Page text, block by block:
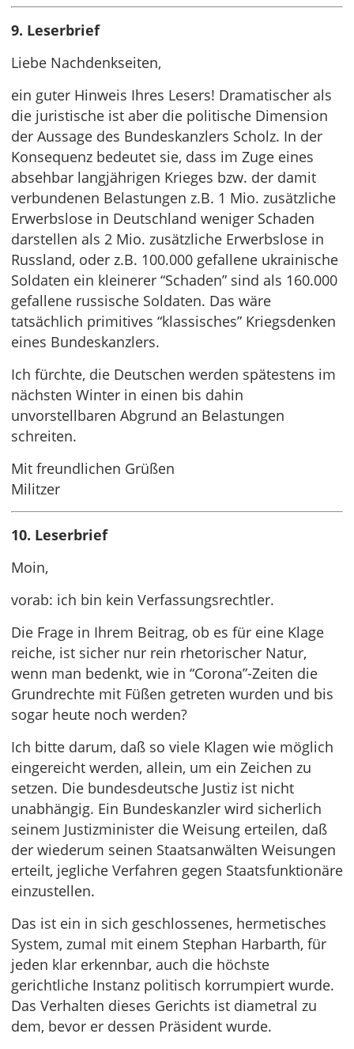
9. Leserbrief
Liebe Nachdenkseiten,
ein guter Hinweis Ihres Lesers! Dramatischer als
die juristische ist aber die politische Dimension
der Aussage des Bundeskanzlers Scholz. In der
Konsequenz bedeutet sie, dass im Zuge eines
absehbar langjährigen Krieges bzw. der damit
verbundenen Belastungen z.B. 1 Mio. zusätzliche
Erwerbslose in Deutschland weniger Schaden
darstellen als 2 Mio. zusätzliche Erwerbslose in
Russland, oder z.B. 100.000 gefallene ukrainische
Soldaten ein kleinerer “Schaden” sind als 160.000
gefallene russische Soldaten. Das wäre
tatsächlich primitives “klassisches” Kriegsdenken
eines Bundeskanzlers.
Ich fürchte, die Deutschen werden spätestens im
nächsten Winter in einen bis dahin
unvorstellbaren Abgrund an Belastungen
schreiten.
Mit freundlichen Grüßen
Militzer
10. Leserbrief
Moin,
vorab: ich bin kein Verfassungsrechtler.
Die Frage in Ihrem Beitrag, ob es für eine Klage
reiche, ist sicher nur rein rhetorischer Natur,
wenn man bedenkt, wie in “Corona”-Zeiten die
Grundrechte mit Füßen getreten wurden und bis
sogar heute noch werden?
Ich bitte darum, daß so viele Klagen wie möglich
eingereicht werden, allein, um ein Zeichen zu
setzen. Die bundesdeutsche Justiz ist nicht
unabhängig. Ein Bundeskanzler wird sicherlich
seinem Justizminister die Weisung erteilen, daß
der wiederum seinen Staatsanwälten Weisungen
erteilt, jegliche Verfahren gegen Staatsfunktionäre
einzustellen.
Das ist ein in sich geschlossenes, hermetisches
System, zumal mit einem Stephan Harbarth, für
jeden klar erkennbar, auch die höchste
gerichtliche Instanz politisch korrumpiert wurde.
Das Verhalten dieses Gerichts ist diametral zu
dem, bevor er dessen Präsident wurde.